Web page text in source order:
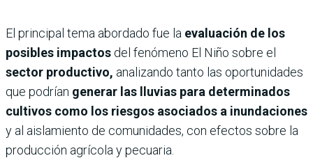
El principal tema abordado fue la evaluación de los
posibles impactos del fenómeno El Niño sobre el
sector productivo, analizando tanto las oportunidades
que podrían generar las lluvias para determinados
cultivos como los riesgos asociados a inundaciones
y al aislamiento de comunidades, con efectos sobre la
producción agrícola y pecuaria.